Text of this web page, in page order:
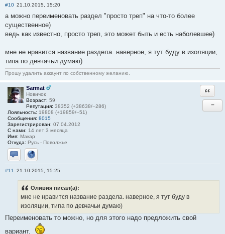
#10 21.10.2015, 15:20
а можно переименовать раздел "просто треп" на что-то более
существенное)
ведь как известно, просто треп, это может быть и есть наболевшее)
мне не нравится название раздела. наверное, я тут буду в изоляции,
типа по девчачьи думаю)
Прошу удалить аккаунт по собственному желанию.
Sarmat
Новичок
Возраст: 59
Репутация: 38352 (+38638/−286)
Лояльность: 19808 (+19859/−51)
Сообщения: 8015
Зарегистрирован: 07.04.2012
С нами: 14 лет 3 месяца
Имя: Макар
Откуда: Русь - Поволжье
Отправить личное сообщение
Сайт
−
#11 21.10.2015, 15:25
Оливия писал(а):
мне не нравится название раздела. наверное, я тут буду в
изоляции, типа по девчачьи думаю)
Переименовать то можно, но для этого надо предложить свой
вариант.